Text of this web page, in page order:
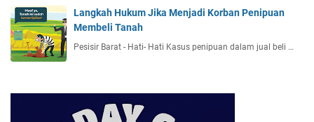
Langkah Hukum Jika Menjadi Korban Penipuan
Membeli Tanah
Pesisir Barat - Hati- Hati Kasus penipuan dalam jual beli …